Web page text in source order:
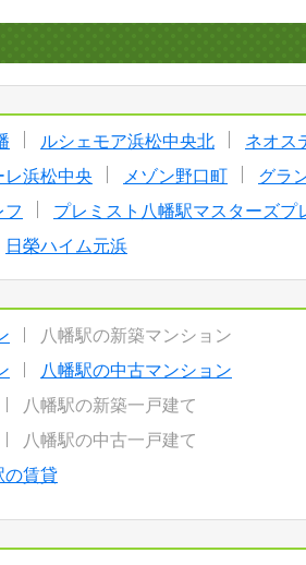
ルシェモア浜松中央北 ネオス
レ浜松中央 メゾン野口町 グラ
フ プレミスト八幡駅マスターズプ
日榮ハイム元浜
八幡駅の新築マンション
八幡駅の中古マンション
八幡駅の新築一戸建て
八幡駅の中古一戸建て
の賃貸